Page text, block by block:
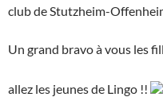
club de Stutzheim-
Un grand bravo à vous les
allez les jeunes de Lingo !!